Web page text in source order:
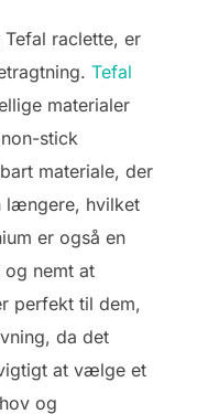
raclette, er
Tefal
materialer
stick
materiale, der
længere, hvilket
er også en
nemt at
perfekt til dem,
da det
at vælge et
og